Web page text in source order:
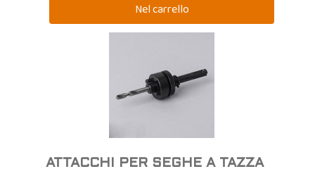
ATTACCHI PER SEGHE A TAZZA